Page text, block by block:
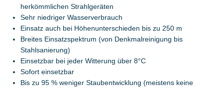
herkömmlichen Strahlgeräten
Sehr niedriger Wasserverbrauch
Einsatz auch bei Höhenunterschieden bis zu 250 m
Breites Einsatzspektrum (von Denkmalreinigung bis
Stahlsanierung)
Einsetzbar bei jeder Witterung über 8°C
Sofort einsetzbar
Bis zu 95 % weniger Staubentwicklung (meistens keine